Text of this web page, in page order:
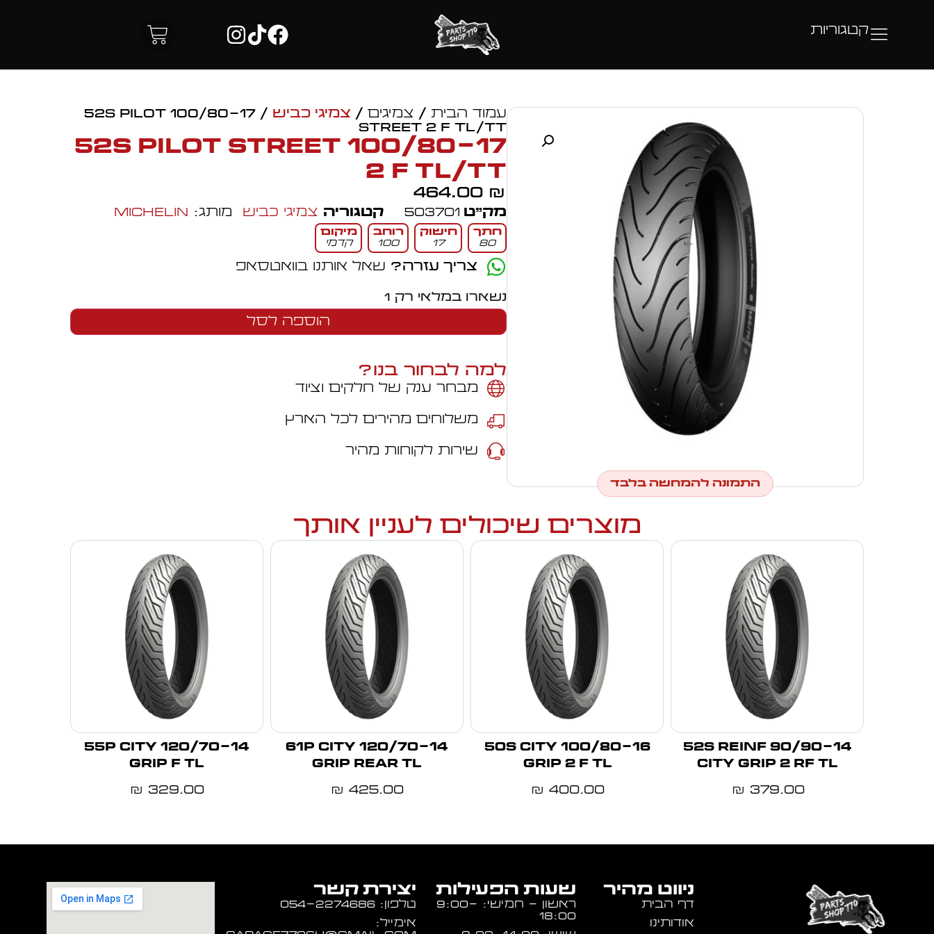
קטגוריות
התמונה להמחשה בלבד
עמוד הבית/ צמיגים/ צמיגי כביש
/ 100/80-17 52S PILOT
STREET 2 F TL/TT
100/80-17 52S PILOT STREET
2 F TL/TT
464.00 ₪
מק״ט 503701 קטגוריה צמיגי כביש מותג: Michelin
חתך
80
חישוק
17
רוחב
100
מיקום
קדמי
צריך עזרה? שאל אותנו בוואטסאפ
נשארו במלאי רק 1
הוספה לסל
למה לבחור בנו?
מבחר ענק של חלקים וציוד
משלוחים מהירים לכל הארץ
שירות לקוחות מהיר
מוצרים שיכולים לעניין אותך
90/90-14 52S REINF
CITY GRIP 2 RF TL
379.00
₪
100/80-16 50S CITY
GRIP 2 F TL
400.00
₪
120/70-14 61P CITY
GRIP REAR TL
425.00
₪
120/70-14 55P CITY
GRIP F TL
329.00
₪
ניווט מהיר
דף הבית
אודותינו
שעות הפעילות
ראשון - חמישי: 9:00-
18:00
יצירת קשר
טלפון: 054-2274686
אימייל: